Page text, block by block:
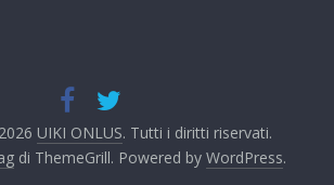
UIKI ONLUS. Tutti i diritti riservati.
di ThemeGrill. Powered by WordPress.